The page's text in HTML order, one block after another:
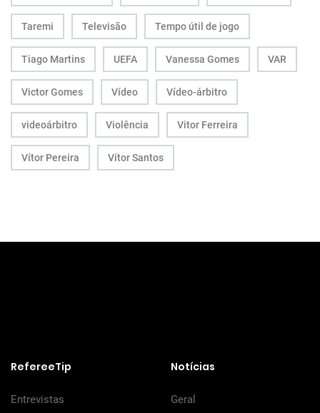
Taremi Televisão Tempo útil de jogo
Tiago Martins UEFA Vanessa Gomes VAR
Victor Gomes Vídeo Vídeo-árbitro
videoárbitro Violência Vitor Ferreira
Vítor Pereira Vítor Santos
RefereeTip
Entrevistas
Notícias
Geral